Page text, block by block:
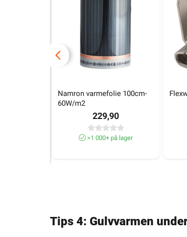
Namron varmefolie 100cm-
60W/m2
229,90
>1 000+ på lager
Tips 4: Gulvvarmen